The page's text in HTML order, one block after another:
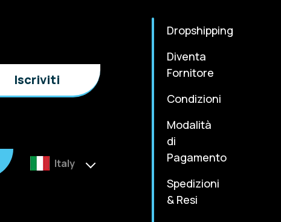
Italy
Dropshipping
Diventa
Fornitore
Condizioni
Modalità
di
Pagamento
Spedizioni
& Resi